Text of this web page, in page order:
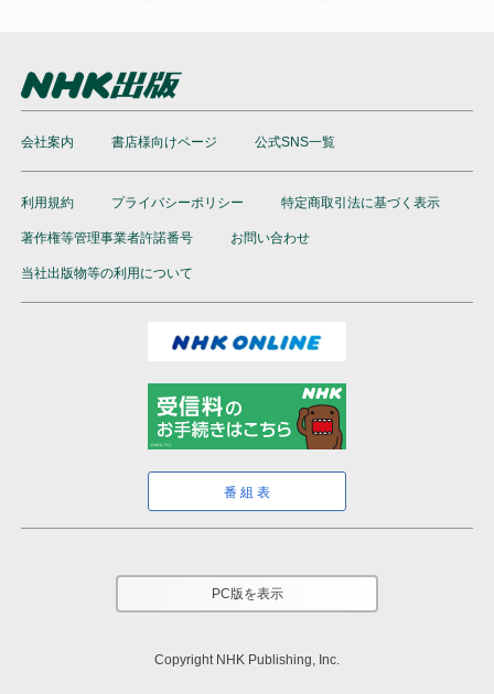
会社案内 書店様向けページ 公式SNS一覧
利用規約 プライバシーポリシー 特定商取引法に基づく表示
著作権等管理事業者許諾番号 お問い合わせ
当社出版物等の利用について
番組表
PC版を表示
Copyright NHK Publishing, Inc.